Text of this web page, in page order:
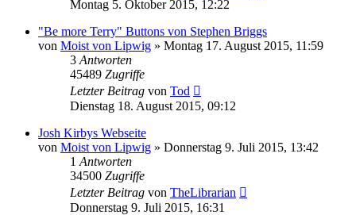
Montag 5. Oktober 2015, 12:22
"Be more Terry" Buttons von Stephen Briggs
von Moist von Lipwig » Montag 17. August 2015, 11:59
3 Antworten
45489 Zugriffe
Letzter Beitrag von Tod
Dienstag 18. August 2015, 09:12
Josh Kirbys Webseite
von Moist von Lipwig » Donnerstag 9. Juli 2015, 13:42
1 Antworten
34500 Zugriffe
Letzter Beitrag von TheLibrarian
Donnerstag 9. Juli 2015, 16:31